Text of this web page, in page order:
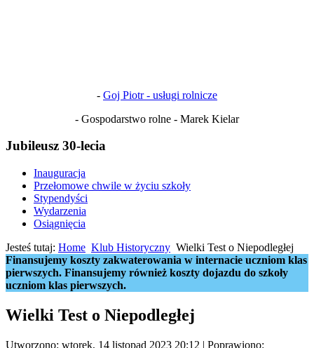
- Goj Piotr - usługi rolnicze
- Gospodarstwo rolne - Marek Kielar
Jubileusz 30-lecia
Inauguracja
Przełomowe chwile w życiu szkoły
Stypendyści
Wydarzenia
Osiągnięcia
Jesteś tutaj: Home Klub Historyczny Wielki Test o Niepodległej
Finansujemy koszty zakwaterowania w internacie uczniom klas
pierwszych. Finansujemy również koszty dojazdu do szkoły
uczniom klas pierwszych.
Wielki Test o Niepodległej
Utworzono: wtorek, 14 listopad 2023 20:12 | Poprawiono: